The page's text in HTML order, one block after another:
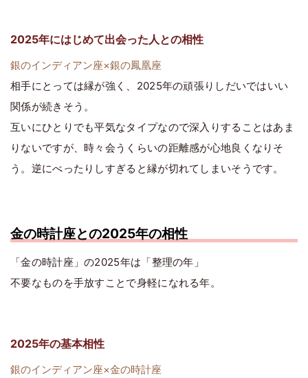
2025年にはじめて出会った人との相性
銀のインディアン座×銀の鳳凰座
相手にとっては縁が強く、2025年の頑張りしだいではいい
関係が続きそう。
互いにひとりでも平気なタイプなので深入りすることはあま
りないですが、時々会うくらいの距離感が心地良くなりそ
う。逆にべったりしすぎると縁が切れてしまいそうです。
金の時計座との2025年の相性
「金の時計座」の2025年は「整理の年」
不要なものを手放すことで身軽になれる年。
2025年の基本相性
銀のインディアン座×金の時計座